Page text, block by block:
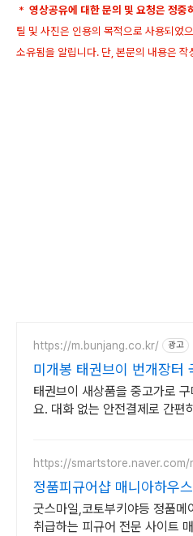
* 영상공유에 대한 문의 및 요청은 정중
틸 및 사진은 인용의 목적으로 사용되었
소유됨을 알립니다. 단, 본문의 내용은
https://m.bunjang.co.kr/ 광고
미개봉 태권브이 번개장터
대 브랜드 중고거래
태권브이 새상품을 중고가로 구
요. 대화 없는 안전결제로 간편
https://smartstore.naver.com/
정품피규어샵 매니아하우스
굿스마일,코토부키야등 정품메
취급하는 피규어 전문 사이트